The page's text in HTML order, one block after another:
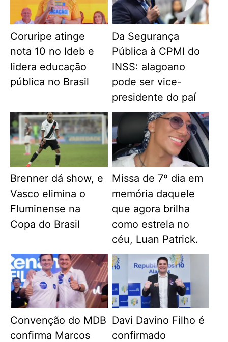
Coruripe atinge
nota 10 no Ideb e
lidera educação
pública no Brasil
Da Segurança
Pública à CPMI do
INSS: alagoano
pode ser vice-
presidente do paí
Brenner dá show, e
Vasco elimina o
Fluminense na
Copa do Brasil
Missa de 7º dia em
memória daquele
que agora brilha
como estrela no
céu, Luan Patrick.
Convenção do MDB
confirma Marcos
Davi Davino Filho é
confirmado